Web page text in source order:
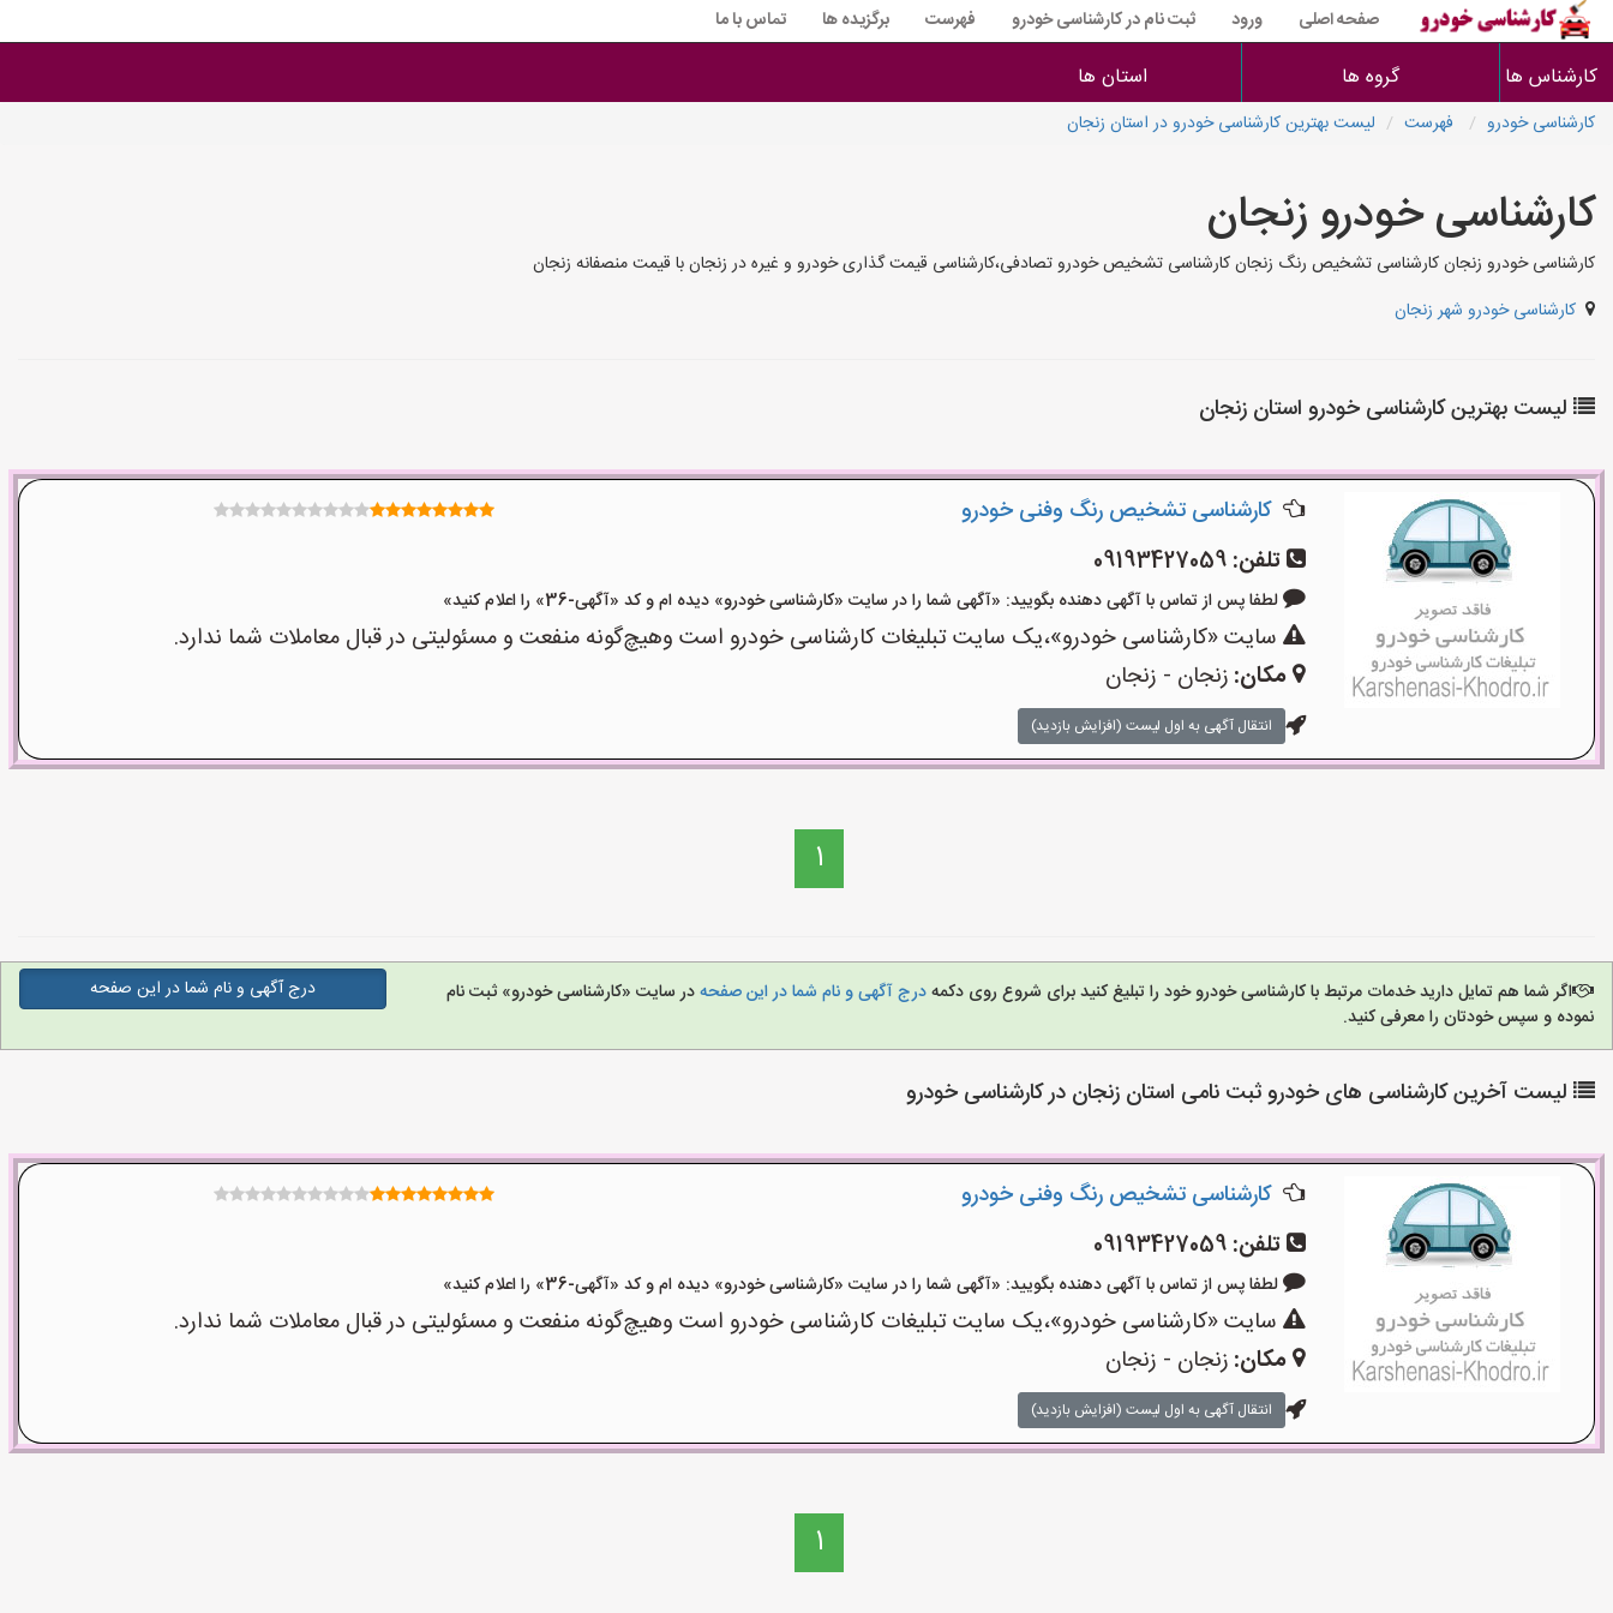
صفحه اصلی ورود ثبت نام در کارشناسی خودرو فهرست برگزیده ها تماس با ما
کارشناس ها گروه ها استان ها
کارشناسی خودرو فهرست لیست بهترین کارشناسی خودرو در استان زنجان
کارشناسی خودرو زنجان
کارشناسی خودرو زنجان کارشناسی تشخیص رنگ زنجان کارشناسی تشخیص خودرو تصادفی،کارشناسی قیمت گذاری خودرو و غیره در زنجان با قیمت منصفانه زنجان
کارشناسی خودرو شهر زنجان
لیست بهترین کارشناسی خودرو استان زنجان
کارشناسی تشخیص رنگ وفنی خودرو
تلفن: 09193427059
لطفا پس از تماس با آگهی دهنده بگویید: «آگهی شما را در سایت «کارشناسی خودرو» دیده ام و کد «آگهی-36» را اعلام کنید»
سایت «کارشناسی خودرو»،یک سایت تبلیغات کارشناسی خودرو است وهیچ‌گونه منفعت و مسئولیتی در قبال معاملات شما ندارد.
مکان: زنجان - زنجان
انتقال آگهی به اول لیست (افزایش بازدید)
1
اگر شما هم تمایل دارید خدمات مرتبط با کارشناسی خودرو خود را تبلیغ کنید برای شروع روی دکمهدرج آگهی و نام شما در این صفحهدر سایت «کارشناسی خودرو» ثبت نام
نموده و سپس خودتان را معرفی کنید.
درج آگهی و نام شما در این صفحه
لیست آخرین کارشناسی های خودرو ثبت نامی استان زنجان در کارشناسی خودرو
کارشناسی تشخیص رنگ وفنی خودرو
تلفن: 09193427059
لطفا پس از تماس با آگهی دهنده بگویید: «آگهی شما را در سایت «کارشناسی خودرو» دیده ام و کد «آگهی-36» را اعلام کنید»
سایت «کارشناسی خودرو»،یک سایت تبلیغات کارشناسی خودرو است وهیچ‌گونه منفعت و مسئولیتی در قبال معاملات شما ندارد.
مکان: زنجان - زنجان
انتقال آگهی به اول لیست (افزایش بازدید)
1